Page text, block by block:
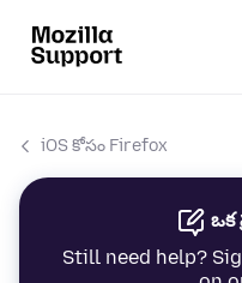
iOS కోసం Firefox
ఒక
Still need help?